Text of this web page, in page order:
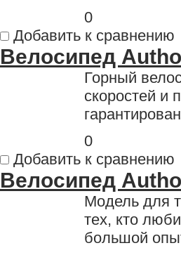
0
Добавить к сравнению
Велосипед
Горный
скоростей и
0
Добавить к сравнению
Велосипед
Модель для
тех, кто
большой